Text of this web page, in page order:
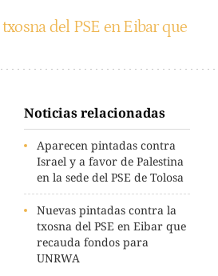
del PSE en Eibar que
Noticias relacionadas
Aparecen pintadas contra
Israel y a favor de Palestina
en la sede del PSE de Tolosa
Nuevas pintadas contra la
txosna del PSE en Eibar que
recauda fondos para
UNRWA